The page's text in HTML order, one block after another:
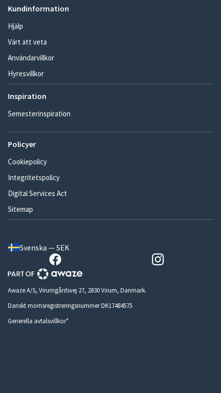
Kundinformation
Hjälp
Värt att veta
Användarvillkor
Hyresvillkor
Inspiration
Semesterinspiration
Policyer
Cookiepolicy
Integritetspolicy
Digital Services Act
Sitemap
Svenska — SEK
Awaze A/S, Virumgårdsvej 27, 2830 Virum, Danmark.
Danskt momsregistreringsnummer DK17484575
Generella avtalsvillkor*